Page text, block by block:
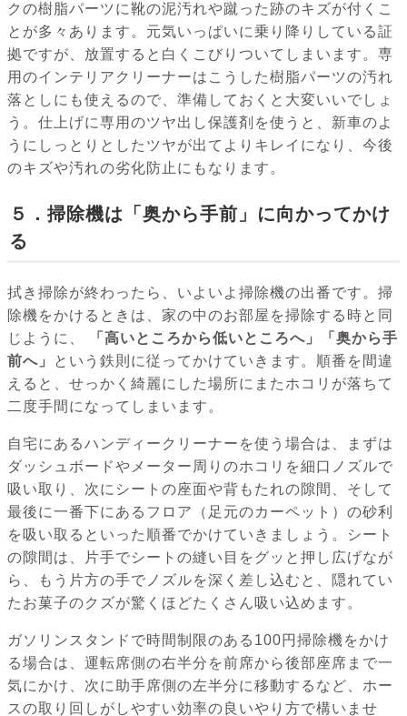
クの樹脂パーツに靴の泥汚れや蹴った跡のキズが付くこ
とが多々あります。元気いっぱいに乗り降りしている証
拠ですが、放置すると白くこびりついてしまいます。専
用のインテリアクリーナーはこうした樹脂パーツの汚れ
落としにも使えるので、準備しておくと大変いいでしょ
う。仕上げに専用のツヤ出し保護剤を使うと、新車のよ
うにしっとりとしたツヤが出てよりキレイになり、今後
のキズや汚れの劣化防止にもなります。
５．掃除機は「奥から手前」に向かってかけ
る
拭き掃除が終わったら、いよいよ掃除機の出番です。掃
除機をかけるときは、家の中のお部屋を掃除する時と同
じように、
「高いところから低いところへ」「奥から手
前へ」
という鉄則に従ってかけていきます。順番を間違
えると、せっかく綺麗にした場所にまたホコリが落ちて
二度手間になってしまいます。
自宅にあるハンディークリーナーを使う場合は、まずは
ダッシュボードやメーター周りのホコリを細口ノズルで
吸い取り、次にシートの座面や背もたれの隙間、そして
最後に一番下にあるフロア（足元のカーペット）の砂利
を吸い取るといった順番でかけていきましょう。シート
の隙間は、片手でシートの縫い目をグッと押し広げなが
ら、もう片方の手でノズルを深く差し込むと、隠れてい
たお菓子のクズが驚くほどたくさん吸い込めます。
ガソリンスタンドで時間制限のある100円掃除機をかけ
る場合は、運転席側の右半分を前席から後部座席まで一
気にかけ、次に助手席側の左半分に移動するなど、ホー
スの取り回しがしやすい効率の良いやり方で構いませ